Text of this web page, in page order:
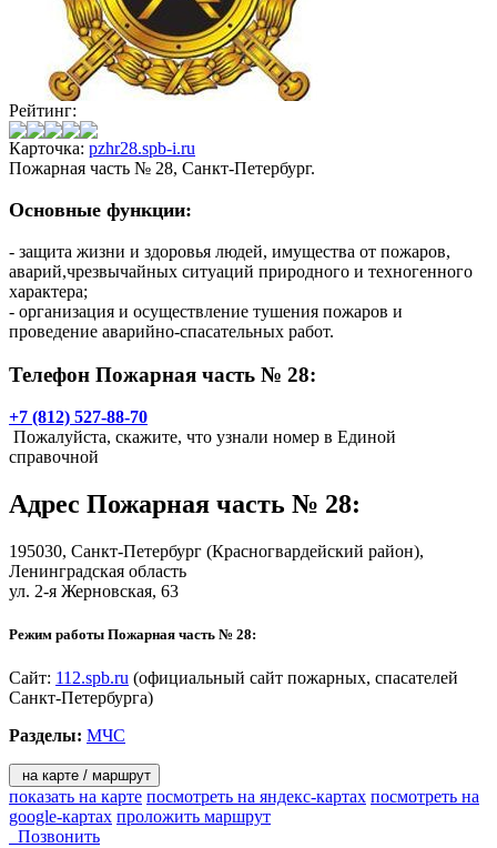
Рейтинг:
Карточка: pzhr28.spb-i.ru
Пожарная часть № 28, Санкт-Петербург.
Основные функции:
- защита жизни и здоровья людей, имущества от пожаров,
аварий,чрезвычайных ситуаций природного и техногенного
характера;
- организация и осуществление тушения пожаров и
проведение аварийно-спасательных работ.
Телефон Пожарная часть № 28:
+7 (812) 527-88-70
Пожалуйста, скажите, что узнали номер в Единой
справочной
Адрес Пожарная часть № 28:
195030, Санкт-Петербург (Красногвардейский район),
Ленинградская область
ул. 2-я Жерновская, 63
Режим работы Пожарная часть № 28:
Сайт: 112.spb.ru (официальный сайт пожарных, спасателей
Санкт-Петербурга)
Разделы: МЧС
на карте / маршрут
показать на карте посмотреть на яндекс-картах посмотреть на
google-картах проложить маршрут
Позвонить